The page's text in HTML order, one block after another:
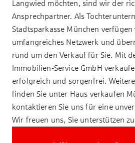
Langwied möchten, sind wir der
Ansprechpartner. Als
Stadtsparkasse München
umfangreiches Netzwerk und
rund um den Verkauf für Sie. Mit
Immobilien-Service GmbH
erfolgreich und sorgenfrei.
finden Sie unter Haus verkaufen
kontaktieren Sie uns für eine
Wir freuen uns, Sie unterstützen